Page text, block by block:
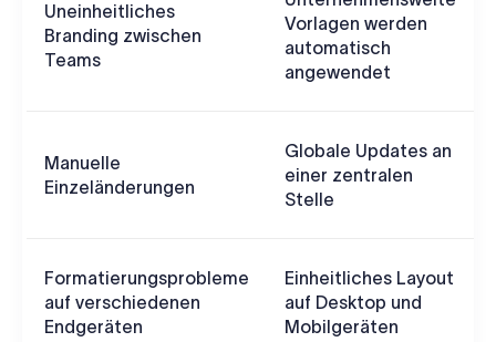
Uneinheitliches
Branding zwischen
Teams
Vorlagen werden
automatisch
angewendet
Manuelle
Einzeländerungen
Globale Updates an
einer zentralen
Stelle
Formatierungsprobleme
auf verschiedenen
Endgeräten
Einheitliches Layout
auf Desktop und
Mobilgeräten